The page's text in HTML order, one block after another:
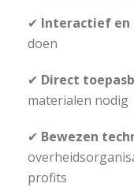
✔ Interactief
doen
✔ Direct
materialen nodig
✔ Bewezen
profits